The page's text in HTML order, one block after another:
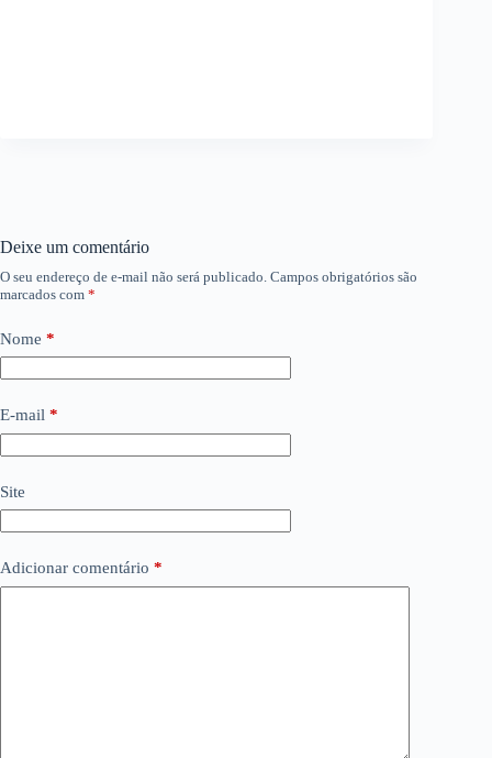
Deixe um comentário
O seu endereço de e-mail não será publicado. Campos obrigatórios são
marcados com *
Nome *
E-mail *
Site
Adicionar comentário *